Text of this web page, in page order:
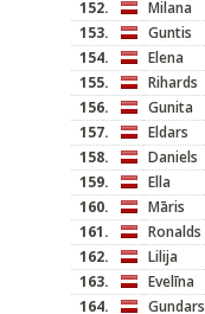
152. Milana
153.
Guntis
154.
Elena
155.
Rihards
156.
Gunita
157.
Eldars
158.
Daniels
159.
Ella
160.
Māris
161.
Ronalds
162.
Lilija
163.
Evelīna
164.
Gundars